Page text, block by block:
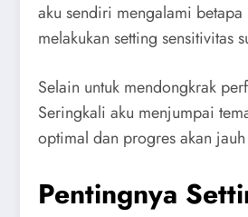
aku sendiri mengalami
melakukan setting sensitivitas
Selain untuk mendongkrak
Seringkali aku menjumpai
optimal dan progres akan
Pentingnya